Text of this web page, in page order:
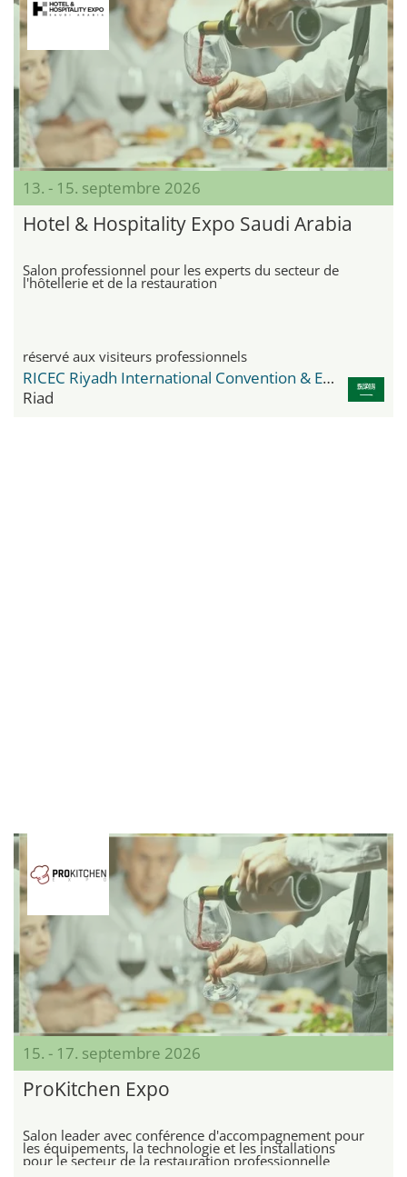
13. - 15. septembre 2026
Hotel & Hospitality Expo Saudi Arabia
Salon professionnel pour les experts du secteur de
l'hôtellerie et de la restauration
réservé aux visiteurs professionnels
RICEC Riyadh International Convention & Exhibition Center
Riad
15. - 17. septembre 2026
ProKitchen Expo
Salon leader avec conférence d'accompagnement pour
les équipements, la technologie et les installations
pour le secteur de la restauration professionnelle